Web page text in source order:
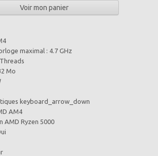
Voir mon panier
maximal : 4.7 GHz
Mo
keyboard_arrow_down
AM4
AMD Ryzen 5000